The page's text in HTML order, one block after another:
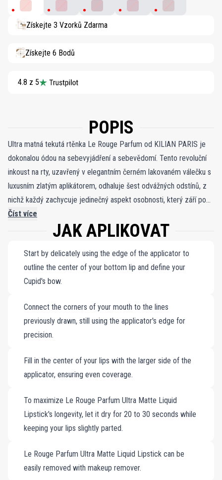
Rouge ImmortelProhibited Rouge
Rouge NuitShocking RoseRose Cruelle
Získejte 3 Vzorků Zdarma
Získejte 6 Bodů
4.8 z 5
POPIS
Ultra matná tekutá rtěnka Le Rouge Parfum od KILIAN PARIS je
dokonalou ódou na sebevyjádření a sebevědomí. Tento revoluční
inkoust na rty, uzavřený v elegantním černém lakovaném válečku s
luxusním zlatým aplikátorem, odhaluje šest odvážných odstínů, z
nichž každý zachycuje jedinečný aspekt osobnosti, který září po
setmění. Jeho krémové, senzorické složení poskytuje až 8 hodin
intenzivní, více než matné barvy a nabízí bezkonkurenční pohodlí a
nekrvácí. Nasycený ikonickou vůní Love, Don’t Be Shy dráždí
smysly tóny vanilky, pomerančového květu a proskurníku a každou
aplikaci promění ve smyslný rituál. Parfém Le Rouge, který
zůstanou živé a bezchybné, ve dne i v noci. Spárujte jej s
parfémem KILIAN PARIS’ Good Girl Gone Bad a vykročte s
důvěrou a vychutnejte si vzhled, který je stejně nadčasový jako
osobnost. Až 8 hodin dlouhotrvající ultra matné barvy. Nasycený
ikonickou vůní Love, Don’t Be Shy.
Číst více
JAK APLIKOVAT
Start by delicately using the edge of the applicator to
outline the center of your bottom lip and define your
Cupid's bow.
Connect the corners of your mouth to the lines
previously drawn, still using the applicator's edge for
precision.
Fill in the center of your lips with the larger side of the
applicator, ensuring even coverage.
To maximize Le Rouge Parfum Ultra Matte Liquid
Lipstick's longevity, let it dry for 20 to 30 seconds while
keeping your lips slightly parted.
Le Rouge Parfum Ultra Matte Liquid Lipstick can be
easily removed with makeup remover.